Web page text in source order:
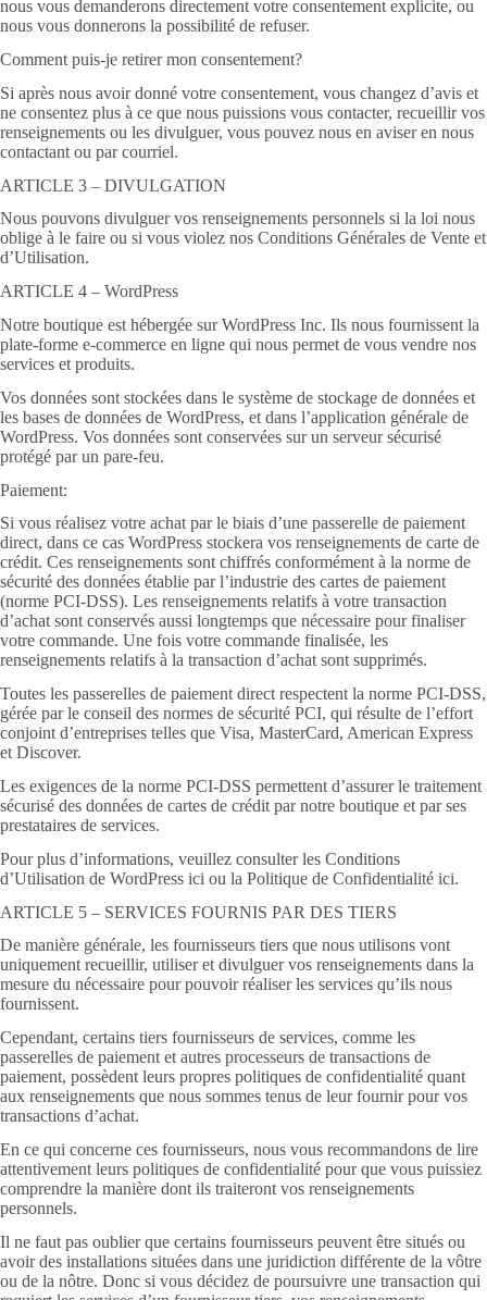
nous vous demanderons directement votre consentement explicite, ou
nous vous donnerons la possibilité de refuser.
Comment puis-je retirer mon consentement?
Si après nous avoir donné votre consentement, vous changez d’avis et
ne consentez plus à ce que nous puissions vous contacter, recueillir vos
renseignements ou les divulguer, vous pouvez nous en aviser en nous
contactant ou par courriel.
ARTICLE 3 – DIVULGATION
Nous pouvons divulguer vos renseignements personnels si la loi nous
oblige à le faire ou si vous violez nos Conditions Générales de Vente et
d’Utilisation.
ARTICLE 4 – WordPress
Notre boutique est hébergée sur WordPress Inc. Ils nous fournissent la
plate-forme e-commerce en ligne qui nous permet de vous vendre nos
services et produits.
Vos données sont stockées dans le système de stockage de données et
les bases de données de WordPress, et dans l’application générale de
WordPress. Vos données sont conservées sur un serveur sécurisé
protégé par un pare-feu.
Paiement:
Si vous réalisez votre achat par le biais d’une passerelle de paiement
direct, dans ce cas WordPress stockera vos renseignements de carte de
crédit. Ces renseignements sont chiffrés conformément à la norme de
sécurité des données établie par l’industrie des cartes de paiement
(norme PCI-DSS). Les renseignements relatifs à votre transaction
d’achat sont conservés aussi longtemps que nécessaire pour finaliser
votre commande. Une fois votre commande finalisée, les
renseignements relatifs à la transaction d’achat sont supprimés.
Toutes les passerelles de paiement direct respectent la norme PCI-DSS,
gérée par le conseil des normes de sécurité PCI, qui résulte de l’effort
conjoint d’entreprises telles que Visa, MasterCard, American Express
et Discover.
Les exigences de la norme PCI-DSS permettent d’assurer le traitement
sécurisé des données de cartes de crédit par notre boutique et par ses
prestataires de services.
Pour plus d’informations, veuillez consulter les Conditions
d’Utilisation de WordPress ici ou la Politique de Confidentialité ici.
ARTICLE 5 – SERVICES FOURNIS PAR DES TIERS
De manière générale, les fournisseurs tiers que nous utilisons vont
uniquement recueillir, utiliser et divulguer vos renseignements dans la
mesure du nécessaire pour pouvoir réaliser les services qu’ils nous
fournissent.
Cependant, certains tiers fournisseurs de services, comme les
passerelles de paiement et autres processeurs de transactions de
paiement, possèdent leurs propres politiques de confidentialité quant
aux renseignements que nous sommes tenus de leur fournir pour vos
transactions d’achat.
En ce qui concerne ces fournisseurs, nous vous recommandons de lire
attentivement leurs politiques de confidentialité pour que vous puissiez
comprendre la manière dont ils traiteront vos renseignements
personnels.
Il ne faut pas oublier que certains fournisseurs peuvent être situés ou
avoir des installations situées dans une juridiction différente de la vôtre
ou de la nôtre. Donc si vous décidez de poursuivre une transaction qui